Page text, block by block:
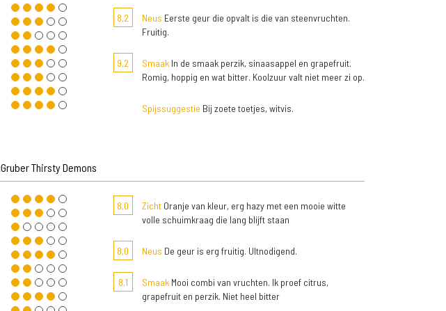
8,2 Neus Eerste geur die opvalt is die van steenvruchten.
Fruitig.
9,2 SmaakIn de smaak perzik, sinaasappel en grapefruit.
Romig, hoppig en wat bitter. Koolzuur valt niet meer zi op.
Spijssuggestie Bij zoete toetjes, witvis.
Thirsty Demons
8,0 ZichtOranje van kleur, erg hazy met een mooie witte
volle schuimkraag die lang blijft staan
8,0 Neus De geur is erg fruitig. UItnodigend.
8,1 SmaakMooi combi van vruchten. Ik proef citrus,
grapefruit en perzik. Niet heel bitter